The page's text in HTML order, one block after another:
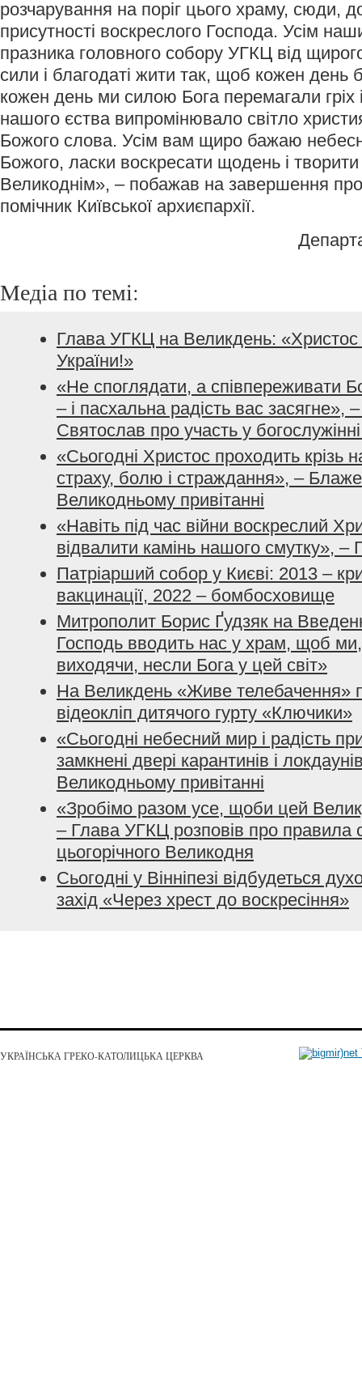
розчарування на поріг цього храму, сюди,
присутності воскреслого Господа. Усім
празника головного собору УГКЦ від
сили і благодаті жити так, щоб кожен
кожен день ми силою Бога перемагали гріх
нашого єства випромінювало світло
Божого слова. Усім вам щиро бажаю
Божого, ласки воскресати щодень і
Великоднім», – побажав на завершення
помічник Київської архиєпархії.
Медіа по темі:
Глава УГКЦ на Великдень:
України!»
«Не споглядати, а співпереживати
– і пасхальна радість вас засягне»,
Святослав про участь у
«Сьогодні Христос проходить крізь
страху, болю і страждання», –
Великодньому привітанні
«Навіть під час війни воскреслий
відвалити камінь нашого смутку»,
Патріарший собор у Києві: 2013 –
вакцинації, 2022 – бомбосховище
Митрополит Борис Ґудзяк на
Господь вводить нас у храм, щоб
виходячи, несли Бога у цей світ»
На Великдень «Живе телебачення»
відеокліп дитячого гурту «Ключики»
«Сьогодні небесний мир і радість
замкнені двері карантинів і
Великодньому привітанні
«Зробімо разом усе, щоби цей
– Глава УГКЦ розповів про правила
цьогорічного Великодня
Сьогодні у Вінніпезі відбудеться
захід «Через хрест до воскресіння»
УКРАЇНСЬКА ГРЕКО-КАТОЛИЦЬКА ЦЕРКВА